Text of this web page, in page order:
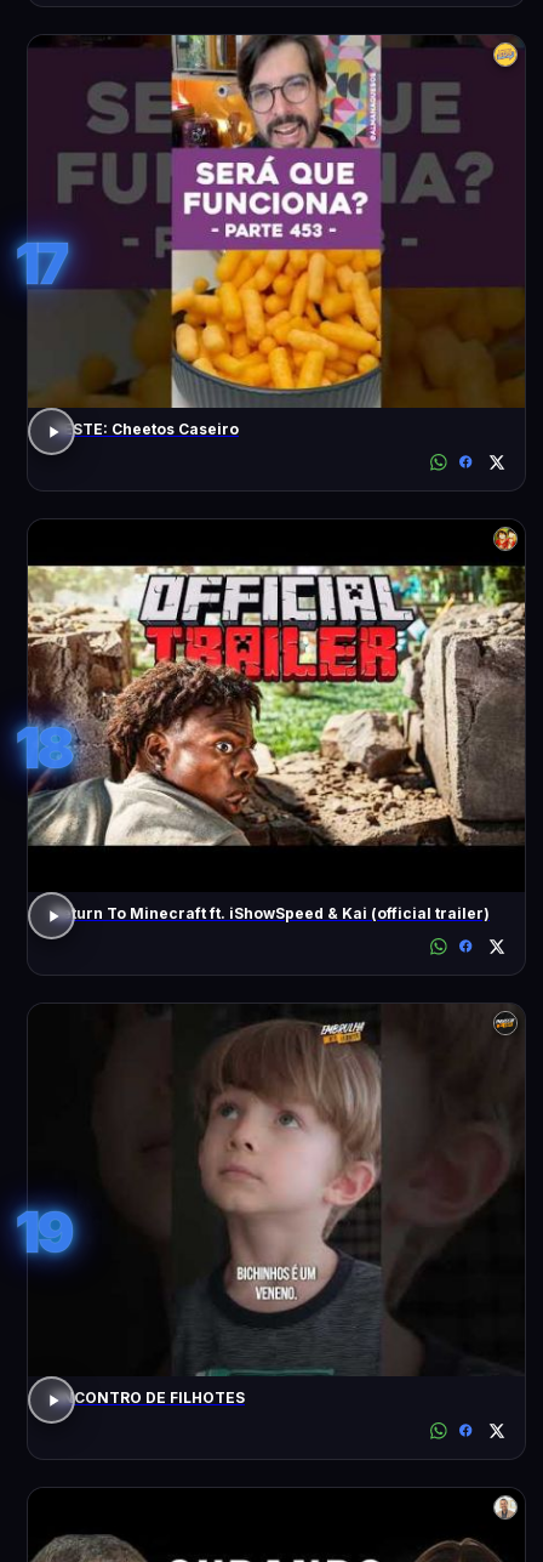
17
TESTE: Cheetos Caseiro
18
Return To Minecraft ft. iShowSpeed & Kai (official trailer)
19
ENCONTRO DE FILHOTES